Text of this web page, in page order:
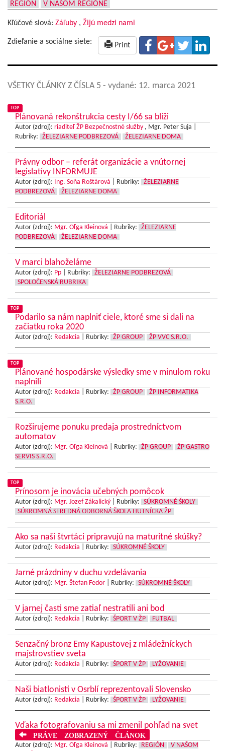
REGIÓN V NAŠOM REGIÓNE
Kľúčové slová: Záľuby , Žijú medzi nami
Zdieľanie a sociálne siete: Print
VŠETKY ČLÁNKY Z ČÍSLA 5 - vydané: 12. marca 2021
TOP
Plánovaná rekonštrukcia cesty I/66 sa blíži
Autor (zdroj): riaditeľ ŽP Bezpečnostné služby , Mgr. Peter Suja |
Rubriky:
ŽELEZIARNE PODBREZOVÁ ŽELEZIARNE DOMA
Právny odbor – referát organizácie a vnútornej
legislatívy INFORMUJE
Autor (zdroj): Ing. Soňa Roštárová Rubriky:
ŽELEZIARNE
PODBREZOVÁ
ŽELEZIARNE DOMA
Editoriál
Autor (zdroj): Mgr. Oľga Kleinová Rubriky:
ŽELEZIARNE
PODBREZOVÁ
ŽELEZIARNE DOMA
V marci blahoželáme
Autor (zdroj): Pp Rubriky:
ŽELEZIARNE PODBREZOVÁ
SPOLOČENSKÁ RUBRIKA
TOP
Podarilo sa nám naplniť ciele, ktoré sme si dali na
začiatku roka 2020
Autor (zdroj): Redakcia Rubriky: ŽP GROUP ŽP VVC S.R.O.
TOP
Plánované hospodárske výsledky sme v minulom roku
naplnili
Autor (zdroj): Redakcia Rubriky: ŽP GROUP
ŽP INFORMATIKA
S.R.O.
Rozširujeme ponuku predaja prostredníctvom
automatov
Autor (zdroj): Mgr. Oľga Kleinová Rubriky: ŽP GROUP
ŽP GASTRO
SERVIS S.R.O.
TOP
Prínosom je inovácia učebných pomôcok
Autor (zdroj): Mgr. Jozef Zákalický Rubriky:
SÚKROMNÉ ŠKOLY
SÚKROMNÁ STREDNÁ ODBORNÁ ŠKOLA HUTNÍCKA ŽP
Ako sa naši štvrtáci pripravujú na maturitné skúšky?
Autor (zdroj): Redakcia Rubriky: SÚKROMNÉ ŠKOLY
Jarné prázdniny v duchu vzdelávania
Autor (zdroj): Mgr. Štefan Fedor Rubriky: SÚKROMNÉ ŠKOLY
V jarnej časti sme zatiaľ nestratili ani bod
Autor (zdroj): Redakcia Rubriky: ŠPORT V ŽP FUTBAL
Senzačný bronz Emy Kapustovej z mládežníckych
majstrovstiev sveta
Autor (zdroj): Redakcia Rubriky: ŠPORT V ŽP LYŽOVANIE
Naši biatlonisti v Osrblí reprezentovali Slovensko
Autor (zdroj): Redakcia Rubriky: ŠPORT V ŽP LYŽOVANIE
Vďaka fotografovaniu sa mi zmenil pohľad na svet
PRÁVE ZOBRAZENÝ ČLÁNOK
Autor (zdroj): Mgr. Oľga Kleinová Rubriky: REGIÓN
V NAŠOM